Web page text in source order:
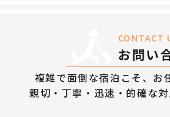
CONTACT
お問い
複雑で面倒な宿泊こそ、お
親切・丁寧・迅速・的確な対